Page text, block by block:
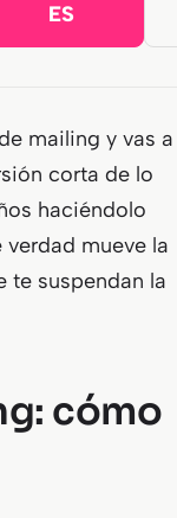
ES
mailing y vas a
corta de lo
haciéndolo
mueve la
te suspendan la
cómo